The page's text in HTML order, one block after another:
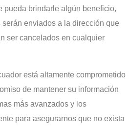
pueda brindarle algún beneficio,
enviados a la dirección que
ser cancelados en cualquier
está altamente comprometido
de mantener su información
más avanzados y los
para asegurarnos que no exista